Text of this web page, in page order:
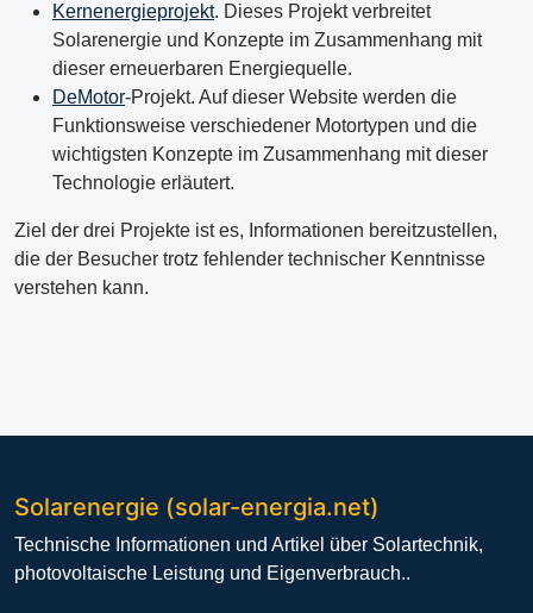
Kernenergieprojekt. Dieses Projekt verbreitet
Solarenergie und Konzepte im Zusammenhang mit
dieser erneuerbaren Energiequelle.
DeMotor-Projekt. Auf dieser Website werden die
Funktionsweise verschiedener Motortypen und die
wichtigsten Konzepte im Zusammenhang mit dieser
Technologie erläutert.
Ziel der drei Projekte ist es, Informationen bereitzustellen,
die der Besucher trotz fehlender technischer Kenntnisse
verstehen kann.
Solarenergie (solar-energia.net)
Technische Informationen und Artikel über Solartechnik,
photovoltaische Leistung und Eigenverbrauch..